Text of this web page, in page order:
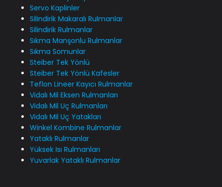
Servo Kaplinler
Silindirik Makaralı Rulmanlar
Silindirik Rulmanlar
Sıkma Manşonlu Rulmanlar
Sıkma Somunlar
Steiber Tek Yönlü
Steiber Tek Yönlü Kafesler
Teflon Lineer Kayıcı Rulmanlar
Vidalı Mil Eksen Rulmanları
Vidalı Mil Uç Rulmanları
Vidalı Mil Uç Yatakları
Winkel Kombine Rulmanlar
Yataklı Rulmanlar
Yüksek Isı Rulmanları
Yuvarlak Yataklı Rulmanlar